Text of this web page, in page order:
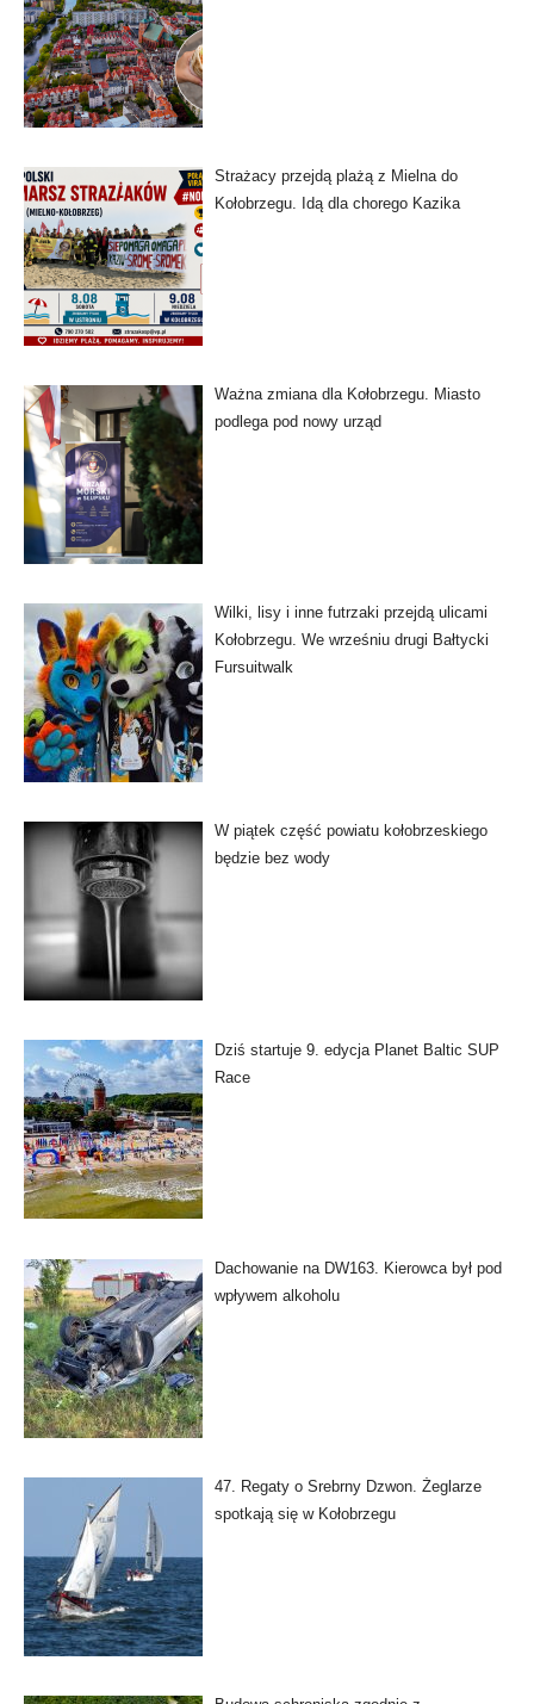
Strażacy przejdą plażą z Mielna do
Kołobrzegu. Idą dla chorego Kazika
Ważna zmiana dla Kołobrzegu. Miasto
podlega pod nowy urząd
Wilki, lisy i inne futrzaki przejdą ulicami
Kołobrzegu. We wrześniu drugi Bałtycki
Fursuitwalk
W piątek część powiatu kołobrzeskiego
będzie bez wody
Dziś startuje 9. edycja Planet Baltic SUP
Race
Dachowanie na DW163. Kierowca był pod
wpływem alkoholu
47. Regaty o Srebrny Dzwon. Żeglarze
spotkają się w Kołobrzegu